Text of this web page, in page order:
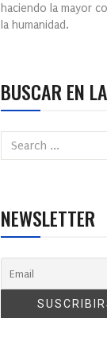
haciendo la mayor
la humanidad.
BUSCAR EN
NEWSLETTER